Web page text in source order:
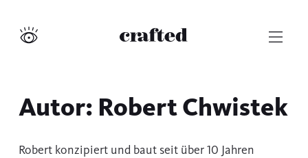
Inhalt
springen
Crafted
WordPress Performance Experte
Dunkel-
Autor: Robert Chwistek
Robert konzipiert und baut seit über 10 Jahren